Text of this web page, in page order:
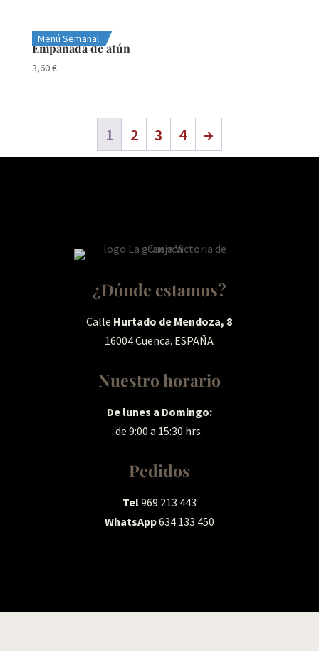
Menú Semanal
Empanada de atún
3,60€
1 2 3 4 →
¿Dónde estamos?
Calle Hurtado de Mendoza, 8
16004 Cuenca. ESPAÑA
Nuestro horario
De lunes a Domingo:
de 9:00 a 15:30 hrs.
Pedidos
Tel969 213 443
WhatsApp634 133 450